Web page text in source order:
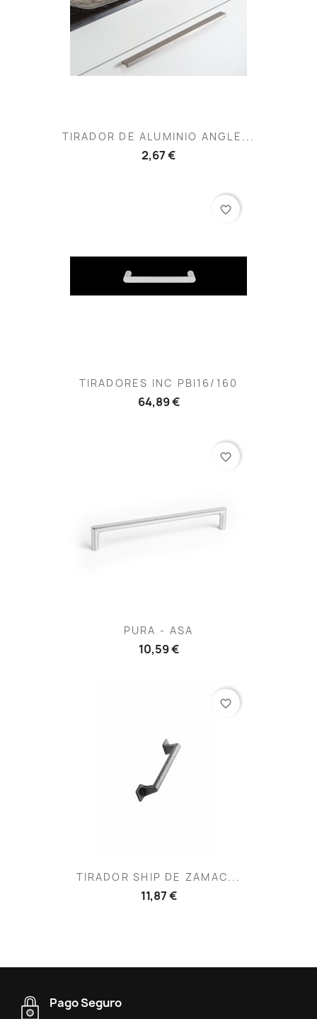
TIRADOR DE ALUMINIO ANGLE...
2,67 €
TIRADORES INC PBI16/160
64,89 €
favorite_border
PURA - ASA
10,59 €
favorite_border
TIRADOR SHIP DE ZAMAC...
11,87 €
favorite_border
Pago Seguro